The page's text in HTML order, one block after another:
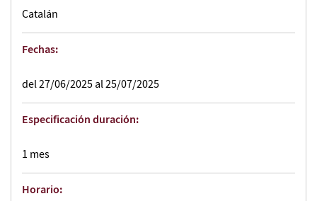
Catalán
Fechas:
del 27/06/2025 al 25/07/2025
Especificación duración:
1 mes
Horario: